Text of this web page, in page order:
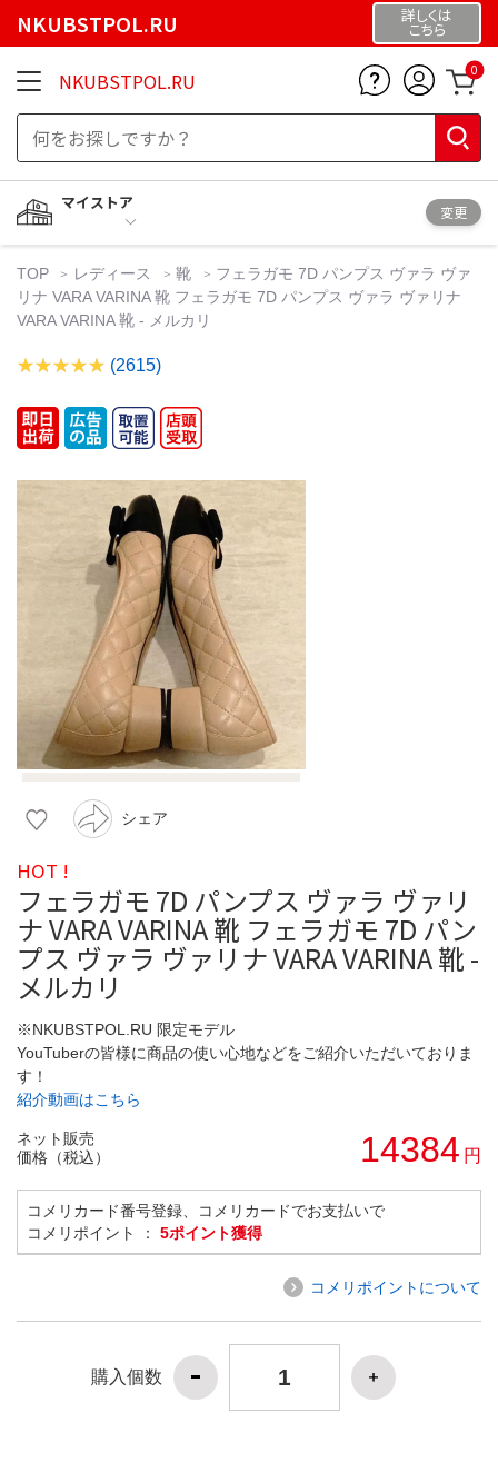
NKUBSTPOL.RU 詳しくは
こちら
NKUBSTPOL.RU 0
マイストア
変更
TOP レディース 靴
フェラガモ 7D パンプス ヴァラ ヴァ
リナ VARA VARINA 靴 フェラガモ 7D パンプス ヴァラ ヴァリナ
VARA VARINA 靴 - メルカリ
(2615)
シェア
HOT !
フェラガモ 7D パンプス ヴァラ ヴァリ
ナ VARA VARINA 靴 フェラガモ 7D パン
プス ヴァラ ヴァリナ VARA VARINA 靴 -
メルカリ
※NKUBSTPOL.RU 限定モデル
YouTuberの皆様に商品の使い心地などをご紹介いただいておりま
す！
紹介動画はこちら
ネット販売
価格（税込）
14384 円
コメリカード番号登録、コメリカードでお支払いで
コメリポイント ： 5ポイント獲得
コメリポイントについて
購入個数